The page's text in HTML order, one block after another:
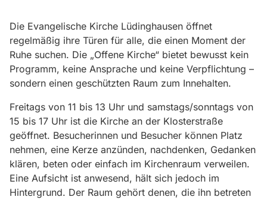
Die Evangelische Kirche Lüdinghausen öffnet
regelmäßig ihre Türen für alle, die einen Moment der
Ruhe suchen. Die „Offene Kirche“ bietet bewusst kein
Programm, keine Ansprache und keine Verpflichtung –
sondern einen geschützten Raum zum Innehalten.
Freitags von 11 bis 13 Uhr und samstags/sonntags von
15 bis 17 Uhr ist die Kirche an der Klosterstraße
geöffnet. Besucherinnen und Besucher können Platz
nehmen, eine Kerze anzünden, nachdenken, Gedanken
klären, beten oder einfach im Kirchenraum verweilen.
Eine Aufsicht ist anwesend, hält sich jedoch im
Hintergrund. Der Raum gehört denen, die ihn betreten